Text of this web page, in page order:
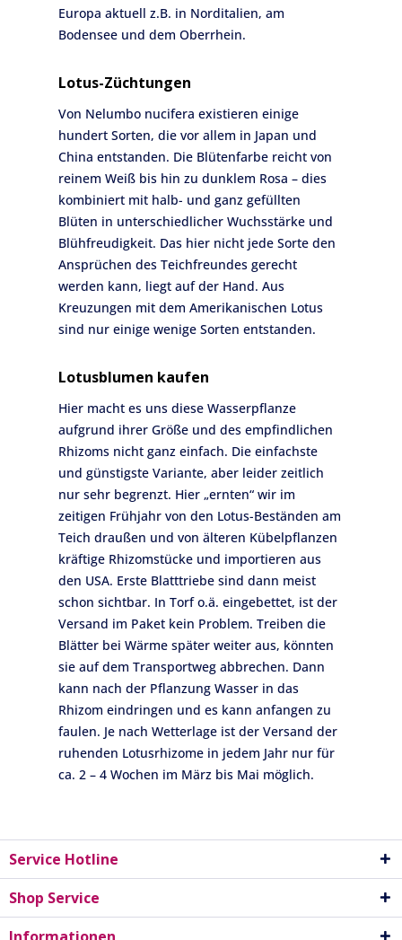
Europa aktuell z.B. in Norditalien, am
Bodensee und dem Oberrhein.
Lotus-Züchtungen
Von Nelumbo nucifera existieren einige
hundert Sorten, die vor allem in Japan und
China entstanden. Die Blütenfarbe reicht von
reinem Weiß bis hin zu dunklem Rosa – dies
kombiniert mit halb- und ganz gefüllten
Blüten in unterschiedlicher Wuchsstärke und
Blühfreudigkeit. Das hier nicht jede Sorte den
Ansprüchen des Teichfreundes gerecht
werden kann, liegt auf der Hand. Aus
Kreuzungen mit dem Amerikanischen Lotus
sind nur einige wenige Sorten entstanden.
Lotusblumen kaufen
Hier macht es uns diese Wasserpflanze
aufgrund ihrer Größe und des empfindlichen
Rhizoms nicht ganz einfach. Die einfachste
und günstigste Variante, aber leider zeitlich
nur sehr begrenzt. Hier „ernten“ wir im
zeitigen Frühjahr von den Lotus-Beständen am
Teich draußen und von älteren Kübelpflanzen
kräftige Rhizomstücke und importieren aus
den USA. Erste Blatttriebe sind dann meist
schon sichtbar. In Torf o.ä. eingebettet, ist der
Versand im Paket kein Problem. Treiben die
Blätter bei Wärme später weiter aus, könnten
sie auf dem Transportweg abbrechen. Dann
kann nach der Pflanzung Wasser in das
Rhizom eindringen und es kann anfangen zu
faulen. Je nach Wetterlage ist der Versand der
ruhenden Lotusrhizome in jedem Jahr nur für
ca. 2 – 4 Wochen im März bis Mai möglich.
Service Hotline
Shop Service